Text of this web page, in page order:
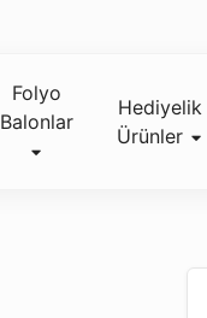
Folyo
Balonlar
Hediyelik
Ürünler